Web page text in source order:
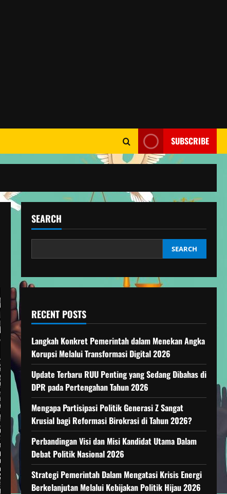
SUBSCRIBE
SEARCH
SEARCH
RECENT POSTS
Langkah Konkret Pemerintah dalam Menekan Angka
Korupsi Melalui Transformasi Digital 2026
Update Terbaru RUU Penting yang Sedang Dibahas di
DPR pada Pertengahan Tahun 2026
Mengapa Partisipasi Politik Generasi Z Sangat
Krusial bagi Reformasi Birokrasi di Tahun 2026?
Perbandingan Visi dan Misi Kandidat Utama Dalam
Debat Politik Nasional 2026
Strategi Pemerintah Dalam Mengatasi Krisis Energi
Berkelanjutan Melalui Kebijakan Politik Hijau 2026